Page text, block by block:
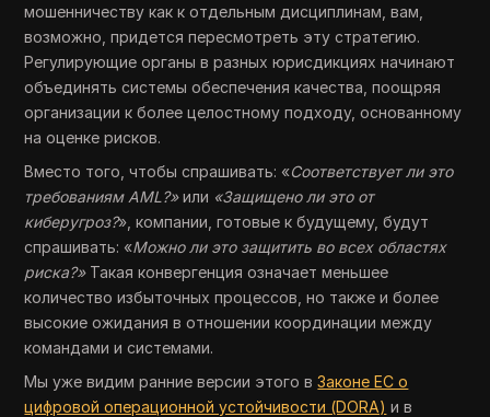
мошенничеству как к отдельным дисциплинам, вам,
возможно, придется пересмотреть эту стратегию.
Регулирующие органы в разных юрисдикциях начинают
объединять системы обеспечения качества, поощряя
организации к более целостному подходу, основанному
на оценке рисков.
Вместо того, чтобы спрашивать: «Соответствует ли это
требованиям AML?»или «Защищено ли это от
киберугроз?», компании, готовые к будущему, будут
спрашивать: «Можно ли это защитить во всех областях
риска?»Такая конвергенция означает меньшее
количество избыточных процессов, но также и более
высокие ожидания в отношении координации между
командами и системами.
Мы уже видим ранние версии этого вЗаконе ЕС о
цифровой операционной устойчивости (DORA) и в